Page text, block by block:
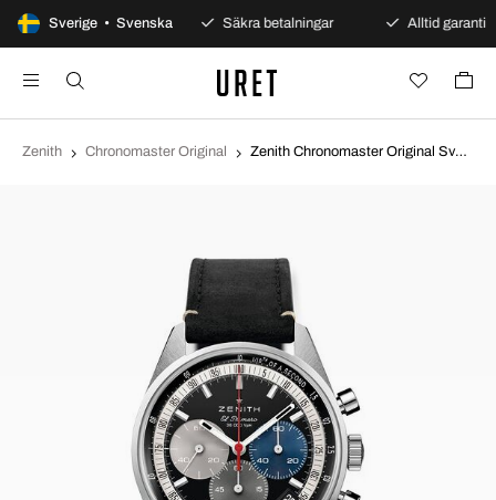
Sverige • Svenska
100 dagars öppet köp Säkra betalningar Alltid garanti
Zenith Chronomaster Original Zenith Chronomaster Original Svart/Läder Ø38 mm 03.3200.3600-22.C908